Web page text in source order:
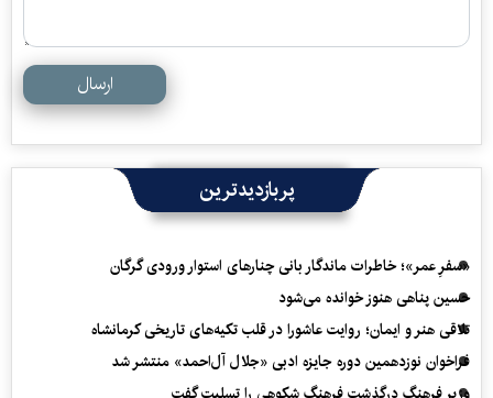
ارسال
پربازدیدترین
«سفرِ عمر»؛ خاطرات ماندگار بانی چنارهای استوار ورودی گرگان
حسین پناهی هنوز خوانده می‌شود
تلاقی هنر و ایمان؛ روایت عاشورا در قلب تکیه‌های تاریخی کرمانشاه
فراخوان نوزدهمین دوره جایزه ادبی «جلال آل‌احمد» منتشر شد